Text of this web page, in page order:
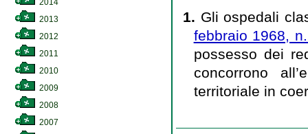
2014
2013
2012
2011
2010
2009
2008
2007
1. Gli ospedali
febbraio 1968,
possesso dei
concorrono
territoriale in